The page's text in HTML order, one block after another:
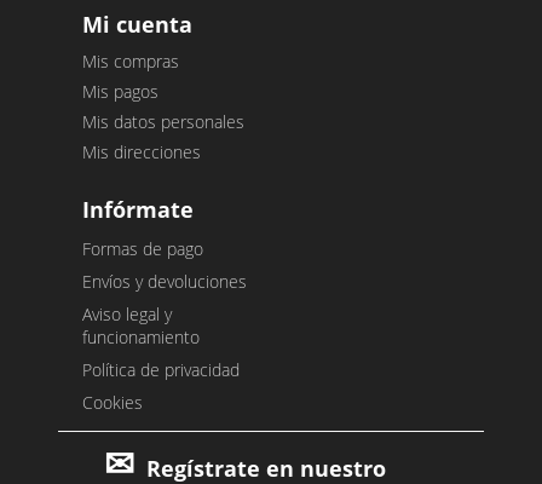
Mi cuenta
Mis compras
Mis pagos
Mis datos personales
Mis direcciones
Infórmate
Formas de pago
Envíos y devoluciones
Aviso legal y
funcionamiento
Política de privacidad
Cookies
Regístrate en nuestro